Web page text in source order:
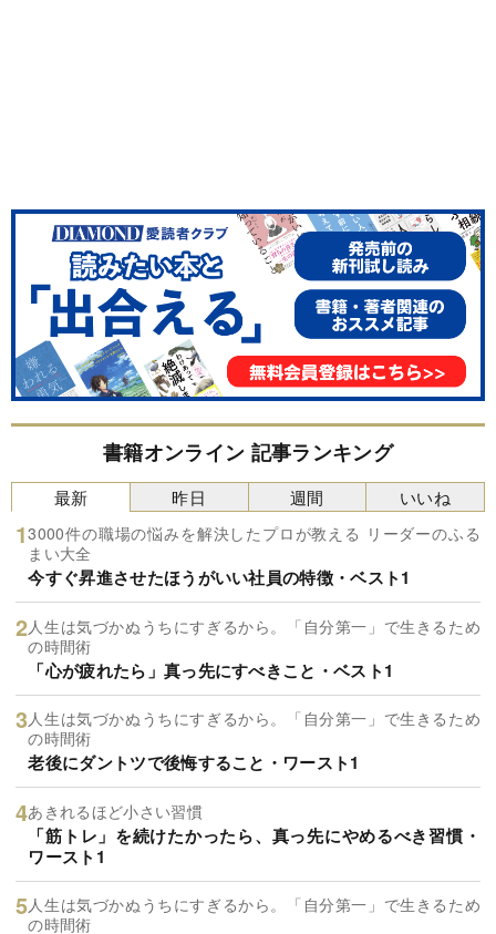
書籍オンライン 記事ランキング
最新
3000件の職場の悩みを解決したプロが教える リーダーのふる
まい大全
今すぐ昇進させたほうがいい社員の特徴・ベスト1
人生は気づかぬうちにすぎるから。「自分第一」で生きるため
の時間術
「心が疲れたら」真っ先にすべきこと・ベスト1
人生は気づかぬうちにすぎるから。「自分第一」で生きるため
の時間術
老後にダントツで後悔すること・ワースト1
あきれるほど小さい習慣
「筋トレ」を続けたかったら、真っ先にやめるべき習慣・
ワースト1
人生は気づかぬうちにすぎるから。「自分第一」で生きるため
の時間術
昨日 週間 いいね